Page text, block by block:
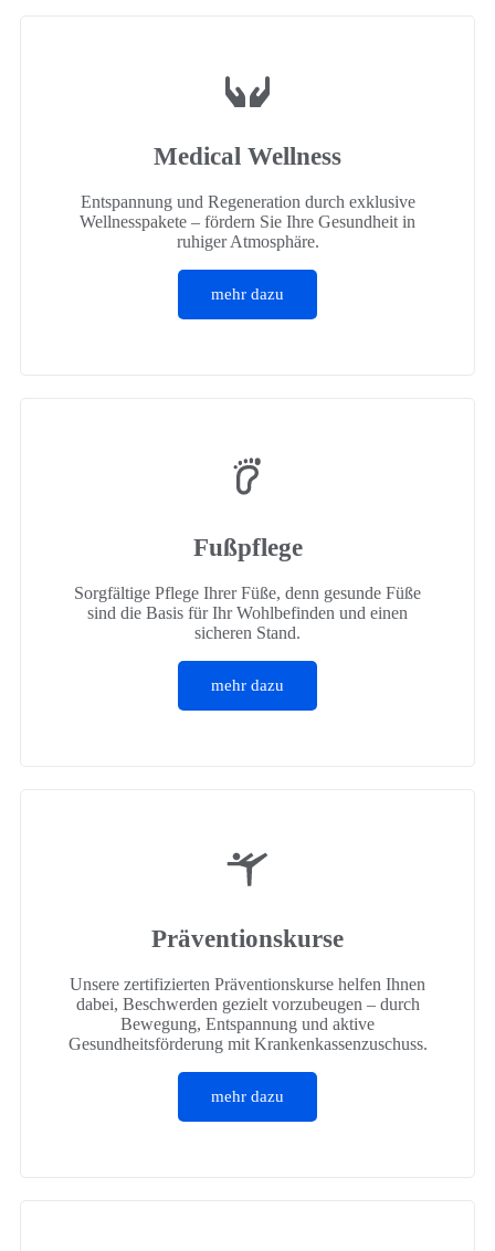
Medical Wellness
Entspannung und Regeneration durch exklusive
Wellnesspakete – fördern Sie Ihre Gesundheit in
ruhiger Atmosphäre.
mehr dazu
Fußpflege
Sorgfältige Pflege Ihrer Füße, denn gesunde Füße
sind die Basis für Ihr Wohlbefinden und einen
sicheren Stand.
mehr dazu
Präventionskurse
Unsere zertifizierten Präventionskurse helfen Ihnen
dabei, Beschwerden gezielt vorzubeugen – durch
Bewegung, Entspannung und aktive
Gesundheitsförderung mit Krankenkassenzuschuss.
mehr dazu